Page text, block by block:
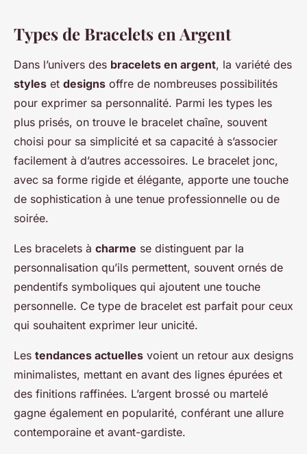
Types de Bracelets en Argent
Dans l’univers des bracelets en argent, la variété des
styles et designs offre de nombreuses possibilités
pour exprimer sa personnalité. Parmi les types les
plus prisés, on trouve le bracelet chaîne, souvent
choisi pour sa simplicité et sa capacité à s’associer
facilement à d’autres accessoires. Le bracelet jonc,
avec sa forme rigide et élégante, apporte une touche
de sophistication à une tenue professionnelle ou de
soirée.
Les bracelets à charme se distinguent par la
personnalisation qu’ils permettent, souvent ornés de
pendentifs symboliques qui ajoutent une touche
personnelle. Ce type de bracelet est parfait pour ceux
qui souhaitent exprimer leur unicité.
Les tendances actuelles voient un retour aux designs
minimalistes, mettant en avant des lignes épurées et
des finitions raffinées. L’argent brossé ou martelé
gagne également en popularité, conférant une allure
contemporaine et avant-gardiste.